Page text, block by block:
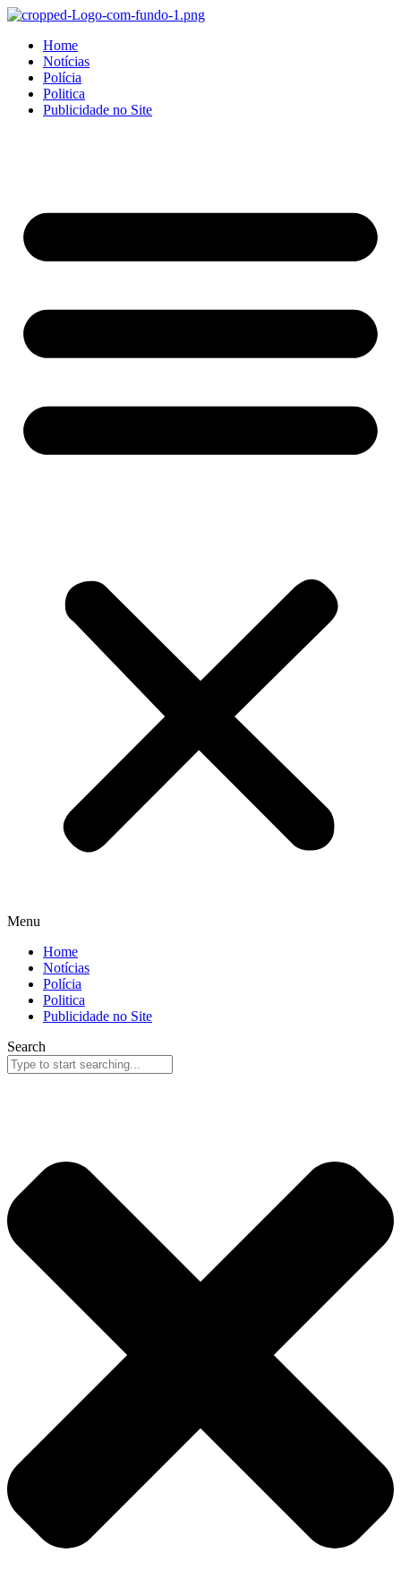
Home
Notícias
Polícia
Politica
Publicidade no Site
Menu
Home
Notícias
Polícia
Politica
Publicidade no Site
Search